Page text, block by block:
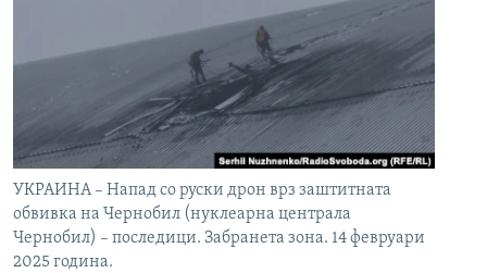
УКРАИНА – Напад со руски дрон врз заштитната
обвивка на Чернобил (нуклеарна централа
Чернобил) – последици. Забранета зона. 14 февруари
2025 година.